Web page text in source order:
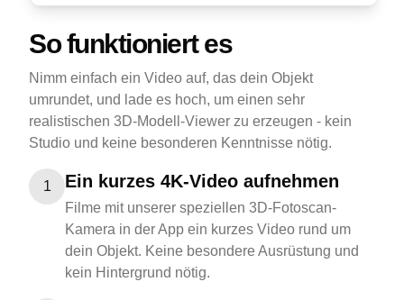
So funktioniert es
Nimm einfach ein Video auf, das dein Objekt
umrundet, und lade es hoch, um einen sehr
realistischen 3D-Modell-Viewer zu erzeugen - kein
Studio und keine besonderen Kenntnisse nötig.
1 Ein kurzes 4K-Video aufnehmen
Filme mit unserer speziellen 3D-Fotoscan-
Kamera in der App ein kurzes Video rund um
dein Objekt. Keine besondere Ausrüstung und
kein Hintergrund nötig.